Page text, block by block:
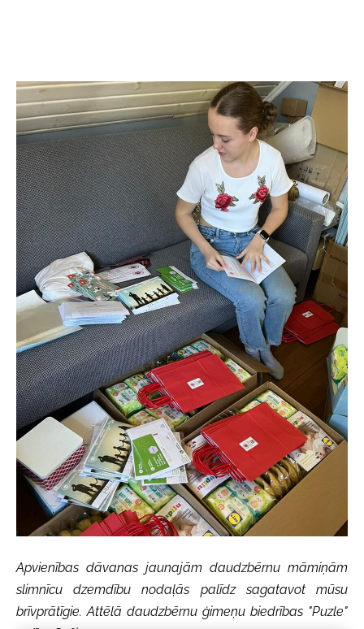
Apvienības dāvanas jaunajām daudzbērnu māmiņām
slimnīcu dzemdību nodaļās palīdz sagatavot mūsu
brīvprātīgie. Attēlā daudzbērnu ģimeņu biedrības "Puzle"